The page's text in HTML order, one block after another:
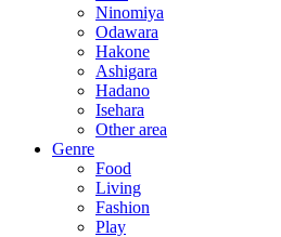
Ninomiya
Odawara
Hakone
Ashigara
Hadano
Isehara
Other area
Genre
Food
Living
Fashion
Play